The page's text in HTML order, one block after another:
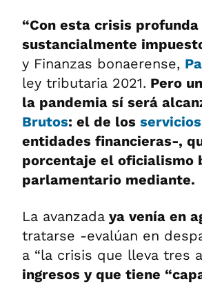
“Con esta crisis
sustancialmente
y Finanzas bonaerense,
ley tributaria 2021. Pero
la pandemia sí será
Brutos: el de los
entidades financieras-,
porcentaje el oficialismo
parlamentario mediante.
La avanzada ya venía en
tratarse -evalúan en
a “la crisis que lleva tres
ingresos y que tiene